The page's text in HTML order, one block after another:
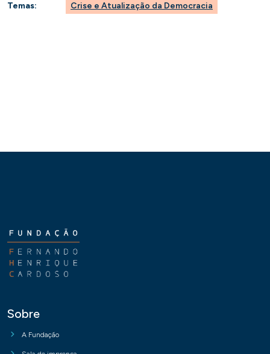
Temas: Crise e Atualização da Democracia
Sobre
A Fundação